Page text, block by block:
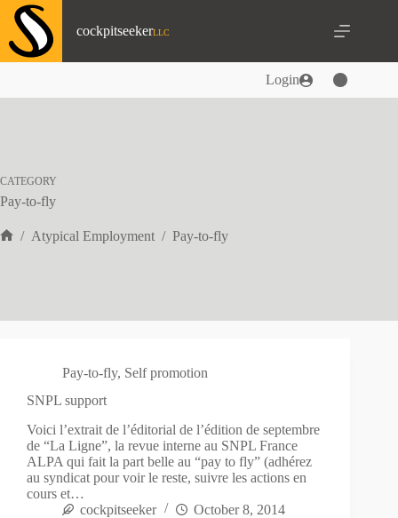
Skip
content
cockpitseeker
Login
CATEGORY
Pay-to-fly
/ Atypical Employment / Pay-to-fly
Pay-to-fly, Self promotion
SNPL support
Voici l’extrait de l’éditorial de l’édition de septembre
de “La Ligne”, la revue interne au SNPL France
ALPA qui fait la part belle au “pay to fly” (adhérez
au syndicat pour voir le reste, suivre les actions en
cours et…
cockpitseeker
October 8, 2014